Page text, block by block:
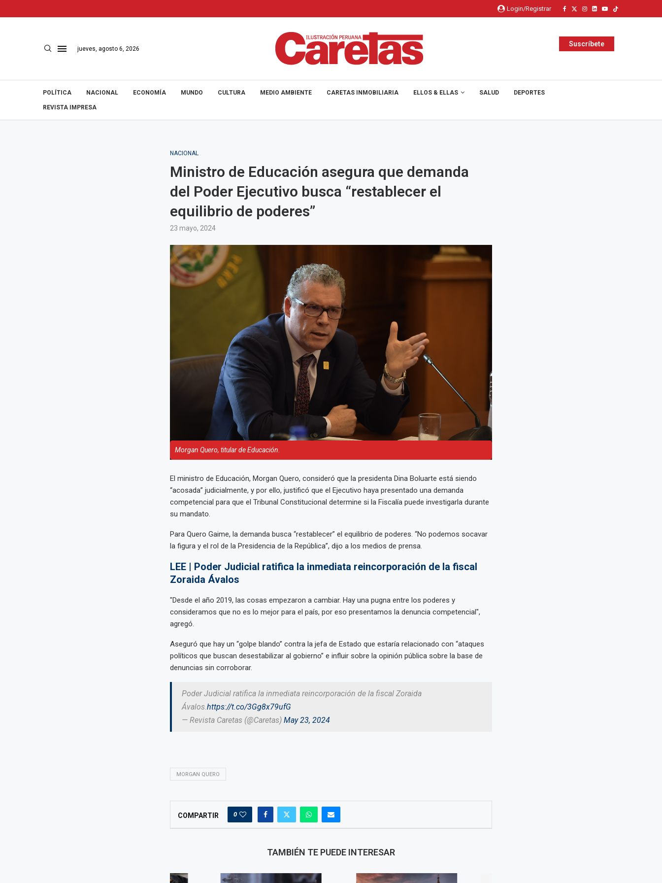
Login/Registrar
jueves, agosto 6, 2026
Suscríbete
POLÍTICA NACIONAL ECONOMÍA MUNDO CULTURA MEDIO AMBIENTE CARETAS INMOBILIARIA ELLOS & ELLAS SALUD DEPORTES
REVISTA IMPRESA
NACIONAL
Ministro de Educación asegura que demanda
del Poder Ejecutivo busca “restablecer el
equilibrio de poderes”
23 mayo, 2024
Morgan Quero, titular de Educación.
El ministro de Educación, Morgan Quero, consideró que la presidenta Dina Boluarte está siendo
“acosada” judicialmente, y por ello, justificó que el Ejecutivo haya presentado una demanda
competencial para que el Tribunal Constitucional determine si la Fiscalía puede investigarla durante
su mandato.
Para Quero Gaime, la demanda busca “restablecer” el equilibrio de poderes. “No podemos socavar
la figura y el rol de la Presidencia de la República”, dijo a los medios de prensa.
LEE | Poder Judicial ratifica la inmediata reincorporación de la fiscal
Zoraida Ávalos
"Desde el año 2019, las cosas empezaron a cambiar. Hay una pugna entre los poderes y
consideramos que no es lo mejor para el país, por eso presentamos la denuncia competencial",
agregó.
Aseguró que hay un “golpe blando” contra la jefa de Estado que estaría relacionado con “ataques
políticos que buscan desestabilizar al gobierno” e influir sobre la opinión pública sobre la base de
denuncias sin corroborar.
Poder Judicial ratifica la inmediata reincorporación de la fiscal Zoraida
Ávalos.https://t.co/3Gg8x79ufG
— Revista Caretas (@Caretas) May 23, 2024
MORGAN QUERO
COMPARTIR 0
TAMBIÉN TE PUEDE INTERESAR